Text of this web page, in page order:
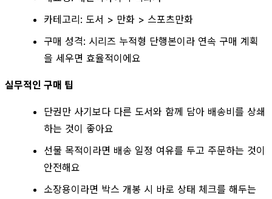
카테고리: 도서 > 만화 > 스포츠만화
구매 성격: 시리즈 누적형 단행본이라 연속 구매 계획
을 세우면 효율적이에요
실무적인 구매 팁
단권만 사기보다 다른 도서와 함께 담아 배송비를 상쇄
하는 것이 좋아요
선물 목적이라면 배송 일정 여유를 두고 주문하는 것이
안전해요
소장용이라면 박스 개봉 시 바로 상태 체크를 해두는